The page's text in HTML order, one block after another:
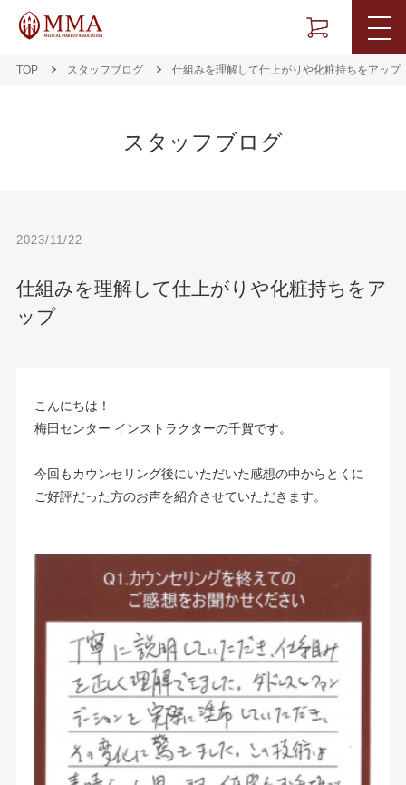
TOP スタッフブログ 仕組みを理解して仕上がりや化粧持ちをアップ
スタッフブログ
2023/11/22
仕組みを理解して仕上がりや化粧持ちをア
ップ
こんにちは！
梅田センター インストラクターの千賀です。
今回もカウンセリング後にいただいた感想の中からとくに
ご好評だった方のお声を紹介させていただきます。